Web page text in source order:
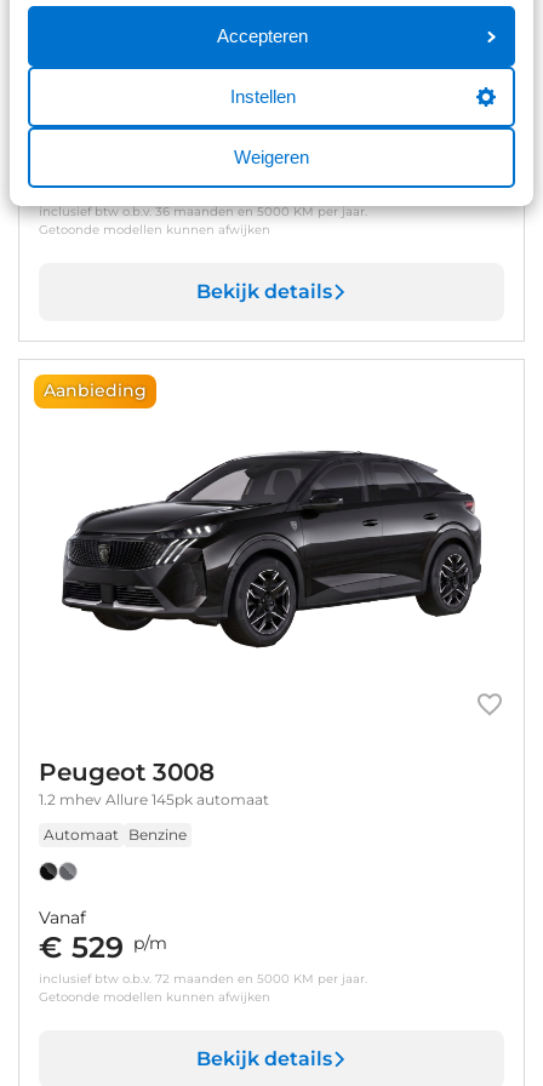
Accepteren
Instellen
Weigeren
1.2 mhev gt 145pk e-dcs6 aut (KORTE LOOPTIJD!)
Automaat Benzine
€ 469
inclusief btw o.b.v. 36 maanden en 5000 KM per jaar.
Getoonde modellen kunnen afwijken
Bekijk details
Aanbieding
Peugeot 3008
1.2 mhev Allure 145pk automaat
Automaat
Benzine
Vanaf
€ 529 p/m
inclusief btw o.b.v. 72 maanden en 5000 KM per jaar.
Getoonde modellen kunnen afwijken
Bekijk details